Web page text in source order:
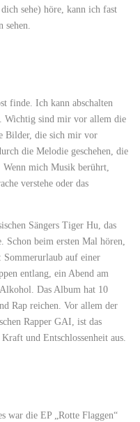
sehe) höre, kann ich fast
sehen.
finde. Ich kann abschalten
Wichtig sind mir vor allem die
Bilder, die sich mir vor
die Melodie geschehen, die
Wenn mich Musik berührt,
verstehe oder das
Sängers Tiger Hu, das
Schon beim ersten Mal hören,
auf einer
entlang, ein Abend am
Das Album hat 10
Rap reichen. Vor allem der
Rapper GAI, ist das
und Entschlossenheit aus.
war die EP „Rotte Flaggen“